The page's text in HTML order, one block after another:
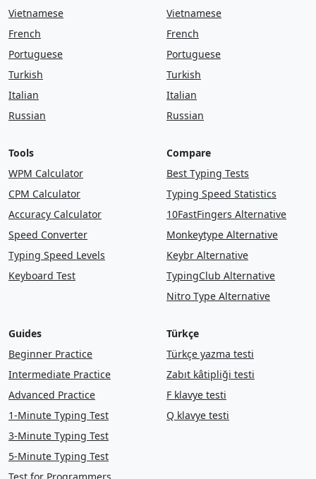
Vietnamese
French
Portuguese
Turkish
Italian
Russian
Vietnamese
French
Portuguese
Turkish
Italian
Russian
Tools
WPM Calculator
CPM Calculator
Accuracy Calculator
Speed Converter
Typing Speed Levels
Keyboard Test
Compare
Best Typing Tests
Typing Speed Statistics
10FastFingers Alternative
Monkeytype Alternative
Keybr Alternative
TypingClub Alternative
Nitro Type Alternative
Guides
Beginner Practice
Intermediate Practice
Advanced Practice
1-Minute Typing Test
3-Minute Typing Test
5-Minute Typing Test
Türkçe
Türkçe yazma testi
Zabıt kâtipliği testi
F klavye testi
Q klavye testi